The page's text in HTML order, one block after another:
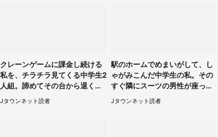
クレーンゲームに課金し続ける
私を、チラチラ見てくる中学生2
人組。諦めてその台から退く
と、後ろから声が（東京都・40
代女性）
Jタウンネット読者
駅のホームでめまいがして、し
ゃがみこんだ中学生の私。その
すぐ隣にスーツの男性が座って
きて（千葉県・20代女性）
Jタウンネット読者